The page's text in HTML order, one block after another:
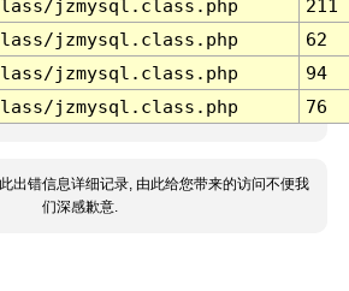
jzmysql.class.php
211
jzmysql.class.php
62
jzmysql.class.php
94
jzmysql.class.php 76
出错信息详细记录, 由此给您带来的访问不便我
们深感歉意.